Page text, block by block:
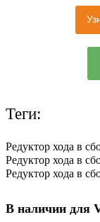
Теги:
Редуктор хода в
Редуктор хода в
Редуктор хода в
В наличии для